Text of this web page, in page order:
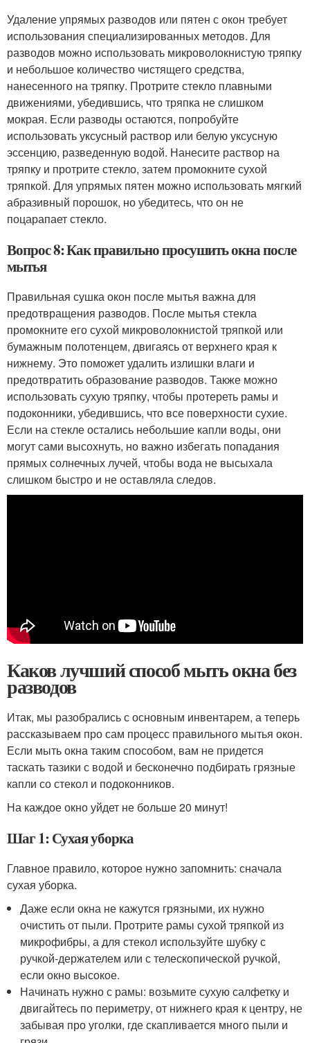
Удаление упрямых разводов или пятен с окон требует
использования специализированных методов. Для
разводов можно использовать микроволокнистую тряпку
и небольшое количество чистящего средства,
нанесенного на тряпку. Протрите стекло плавными
движениями, убедившись, что тряпка не слишком
мокрая. Если разводы остаются, попробуйте
использовать уксусный раствор или белую уксусную
эссенцию, разведенную водой. Нанесите раствор на
тряпку и протрите стекло, затем промокните сухой
тряпкой. Для упрямых пятен можно использовать мягкий
абразивный порошок, но убедитесь, что он не
поцарапает стекло.
Вопрос 8: Как правильно просушить окна после
мытья
Правильная сушка окон после мытья важна для
предотвращения разводов. После мытья стекла
промокните его сухой микроволокнистой тряпкой или
бумажным полотенцем, двигаясь от верхнего края к
нижнему. Это поможет удалить излишки влаги и
предотвратить образование разводов. Также можно
использовать сухую тряпку, чтобы протереть рамы и
подоконники, убедившись, что все поверхности сухие.
Если на стекле остались небольшие капли воды, они
могут сами высохнуть, но важно избегать попадания
прямых солнечных лучей, чтобы вода не высыхала
слишком быстро и не оставляла следов.
Каков лучший способ мыть окна без
разводов
Итак, мы разобрались с основным инвентарем, а теперь
рассказываем про сам процесс правильного мытья окон.
Если мыть окна таким способом, вам не придется
таскать тазики с водой и бесконечно подбирать грязные
капли со стекол и подоконников.
На каждое окно уйдет не больше 20 минут!
Шаг 1: Сухая уборка
Главное правило, которое нужно запомнить: сначала
сухая уборка.
Даже если окна не кажутся грязными, их нужно
очистить от пыли. Протрите рамы сухой тряпкой из
микрофибры, а для стекол используйте шубку с
ручкой-держателем или с телескопической ручкой,
если окно высокое.
Начинать нужно с рамы: возьмите сухую салфетку и
двигайтесь по периметру, от нижнего края к центру, не
забывая про уголки, где скапливается много пыли и